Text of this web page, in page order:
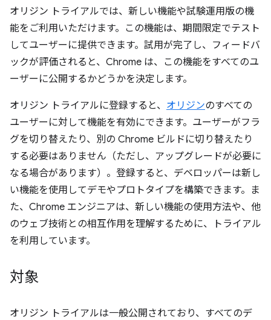
オリジン トライアルでは、新しい機能や試験運用版の機
能をご利用いただけます。この機能は、期間限定でテスト
してユーザーに提供できます。試用が完了し、フィードバ
ックが評価されると、Chrome は、この機能をすべてのユ
ーザーに公開するかどうかを決定します。
オリジン トライアルに登録すると、 オリジンのすべての
ユーザーに対して機能を有効にできます。ユーザーがフラ
グを切り替えたり、別の Chrome ビルドに切り替えたり
する必要はありません（ただし、アップグレードが必要に
なる場合があります）。登録すると、デベロッパーは新し
い機能を使用してデモやプロトタイプを構築できます。ま
た、Chrome エンジニアは、新しい機能の使用方法や、他
のウェブ技術との相互作用を理解するために、トライアル
を利用しています。
対象
オリジン トライアルは一般公開されており、すべてのデ